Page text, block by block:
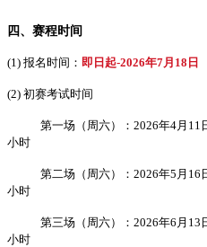
四、赛程时间
(1) 报名时间： 即日起-2026年7月18日
(2) 初赛考试时间
第一场（周六）：2026年4月11
小时
第二场（周六）：2026年5月16
小时
第三场（周六）：2026年6月13
小时